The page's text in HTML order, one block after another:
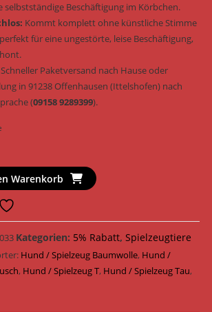
selbstständige Beschäftigung im Körbchen.
Kommt komplett ohne künstliche Stimme
für eine ungestörte, leise Beschäftigung,
Schneller Paketversand nach Hause oder
in 91238 Offenhausen (Ittelshofen) nach
(09158 9289399).
Warenkorb
Kategorien: 5% Rabatt, Spielzeugtiere
Hund / Spielzeug Baumwolle, Hund /
, Hund / Spielzeug T, Hund / Spielzeug Tau,